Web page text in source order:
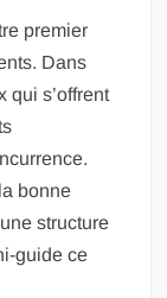
premier
Dans
qui s’offrent
bonne
structure
guide ce